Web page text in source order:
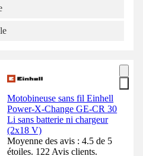
Motobineuse sans fil Einhell
Power-X-Change GE-CR 30
Li sans batterie ni chargeur
(2x18 V)
Moyenne des avis : 4.5 de 5
étoiles. 122 Avis clients.